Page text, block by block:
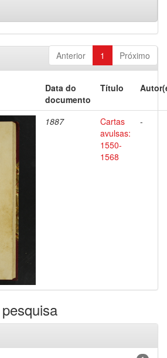
Anterior 1 Próximo
Data do
documento
Título
1887
Cartas
avulsas:
1550-
1568
-